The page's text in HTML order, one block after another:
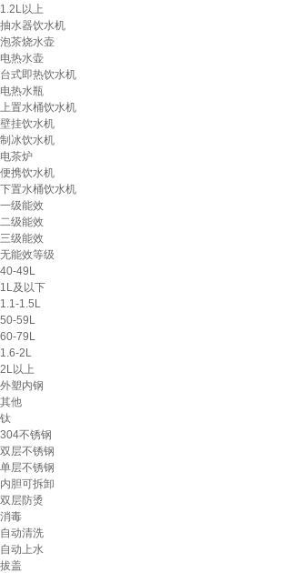
1.2L以上
抽水器饮水机
泡茶烧水壶
电热水壶
台式即热饮水机
电热水瓶
上置水桶饮水机
壁挂饮水机
制冰饮水机
电茶炉
便携饮水机
下置水桶饮水机
一级能效
二级能效
三级能效
无能效等级
40-49L
1L及以下
1.1-1.5L
50-59L
60-79L
1.6-2L
2L以上
外塑内钢
其他
钛
304不锈钢
双层不锈钢
单层不锈钢
内胆可拆卸
双层防烫
消毒
自动清洗
自动上水
拔盖